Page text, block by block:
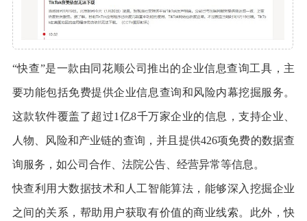
“快查”是一款由同花顺公司推出的企业信息查询工具，主
要功能包括免费提供企业信息查询和风险内幕挖掘服务。
这款软件覆盖了超过1亿8千万家企业的信息，支持企业、
人物、风险和产业链的查询，并且提供426项免费的数据查
询服务，如公司合作、法院公告、经营异常等信息。
快查利用大数据技术和人工智能算法，能够深入挖掘企业
之间的关系，帮助用户获取有价值的商业线索。此外，快